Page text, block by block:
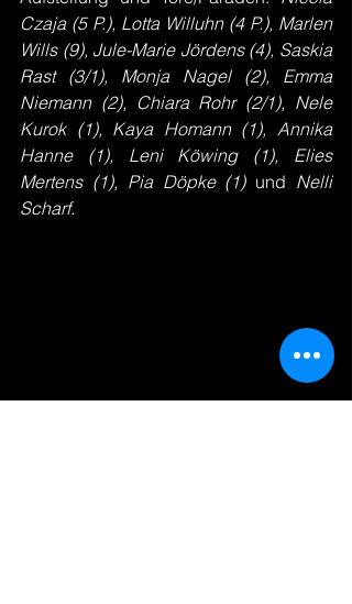
Czaja (5 P.), Lotta Willuhn (4 P.), Marlen
Wills (9), Jule-Marie Jördens (4), Saskia
Rast (3/1), Monja Nagel (2), Emma
Niemann (2), Chiara Rohr (2/1), Nele
Kurok (1), Kaya Homann (1), Annika
Hanne (1), Leni Köwing (1), Elies
Mertens (1), Pia Döpke (1) und Nelli
Scharf.